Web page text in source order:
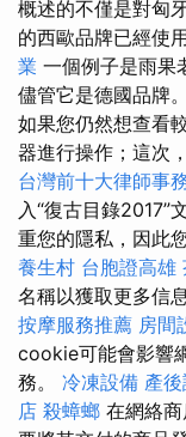
概述的不僅是對匈
的西歐品牌已經使
業 一個例子是雨果
儘管它是德國品牌。
如果您仍然想查看
器進行操作；這次
台灣前十大律師事
入“復古目錄2017”
重您的隱私，因此
養生村 台胞證高雄
名稱以獲取更多信
按摩服務推薦 房間
cookie可能會影響
務。 冷凍設備 產
店 殺蟑螂 在網絡